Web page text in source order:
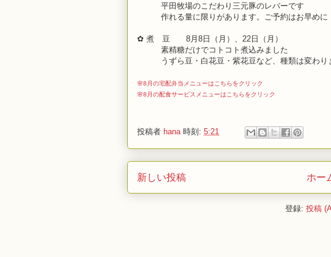
平田牧場のこだわり三元豚のレバーです
作れる量に限りがあります。ご予約はお早めに
✿ 煮 豆 8月8日（月）、22日（月）
素精糖だけでコトコト煮込みました
うずら豆・白花豆・紫花豆など、種類は変わり
🌸8月の宅配弁当メニューはこちらをクリック
🌸8月の配食サービスメニューはこちらをクリック
投稿者 hana 時刻: 5:21
新しい投稿 ホー
登録: 投稿